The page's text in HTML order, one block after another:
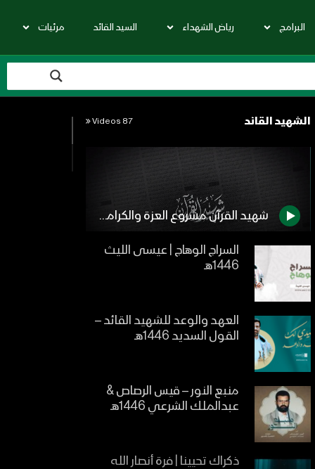
البرامج رياض الشهداء السيد القائد مرئيات
الشهيد القائد 87 Videos
شهيد القرآن مشروع العزة والكرامة – القول السديد – 1442هـ
السراج الوهاج | عيسى الليث
1446هـ
العهد والوعد للشهيد القائد –
القول السديد 1446هـ
منبع النور – قيس الرصاص &
عبدالملك الشرعي 1446هـ
ذكراك تحيينا | فرة أنصار الله